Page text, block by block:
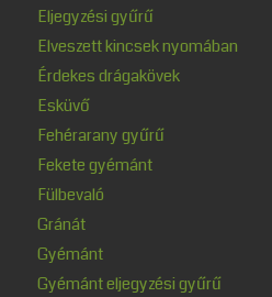
Eljegyzési gyűrű
Elveszett kincsek nyomában
Érdekes drágakövek
Esküvő
Fehérarany gyűrű
Fekete gyémánt
Fülbevaló
Gránát
Gyémánt
Gyémánt eljegyzési gyűrű